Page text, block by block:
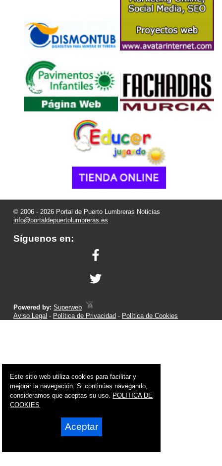
© 2006 - 2026 Portal de Puerto Lumbreras Noticias
info@portaldepuertolumbreras.es
Síguenos en:
Powered by:Superweb
Aviso Legal - Política de Privacidad - Política de Cookies
Este sitio web utiliza cookies para facilitar y
mejorar la navegación. Si continúas navegando,
consideramos que aceptas su uso. POLITICA DE
COOKIES
Aceptar